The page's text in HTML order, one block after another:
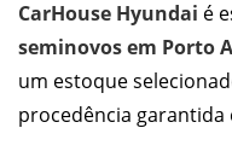
CarHouse Hyundai é
seminovos em Porto
um estoque
procedência